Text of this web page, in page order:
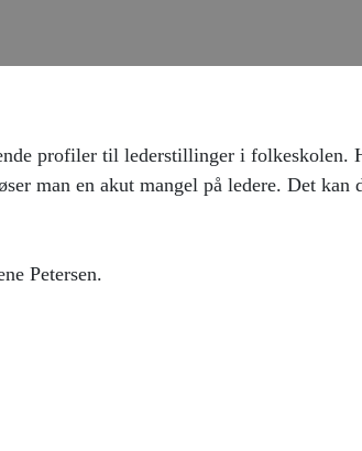
profiler til lederstillinger i folkeskolen.
man en akut mangel på ledere. Det
Petersen.